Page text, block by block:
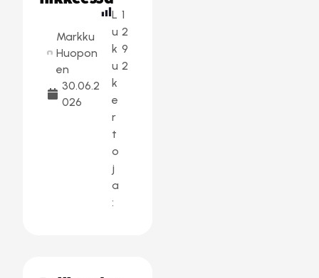
Markku
Huopon
en
30.06.2
026
L
u
k
u
k
e
r
t
o
j
a
:
1
2
9
2